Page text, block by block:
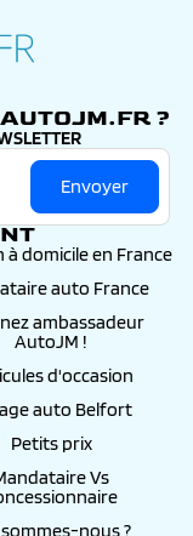
?
Envoyer
à domicile en France
auto France
ambassadeur
AutoJM !
d'occasion
auto Belfort
Petits prix
Vs
nous ?